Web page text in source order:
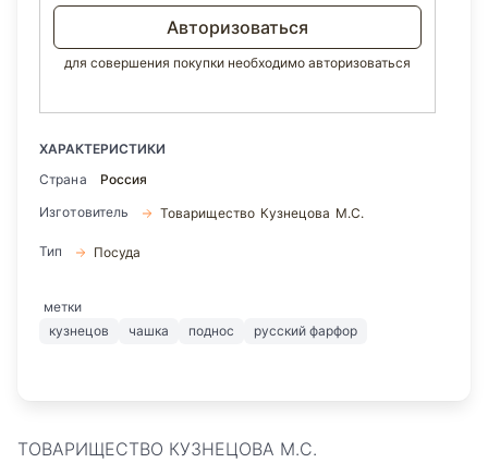
Авторизоваться
для совершения покупки необходимо авторизоваться
ХАРАКТЕРИСТИКИ
Страна
Россия
Изготовитель
Товарищество Кузнецова М.С.
Тип Посуда
метки
кузнецов
чашка поднос русский фарфор
ТОВАРИЩЕСТВО КУЗНЕЦОВА М.С.